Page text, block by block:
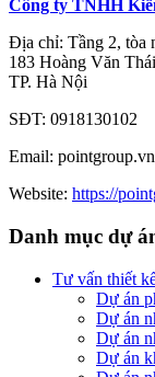
Công ty TNHH
Địa chỉ: Tầng 2, tòa
183 Hoàng Văn
TP. Hà Nội
SĐT: 0918130102
Email:
Website: https://
Danh mục dự
Tư vấn thiết
Dự án
Dự án
Dự án
Dự án